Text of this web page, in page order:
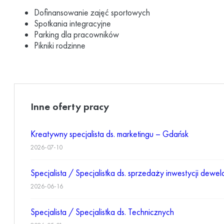
Dofinansowanie zajęć sportowych
Spotkania integracyjne
Parking dla pracowników
Pikniki rodzinne
Inne oferty pracy
Kreatywny specjalista ds. marketingu – Gdańsk
2026-07-10
Specjalista / Specjalistka ds. sprzedaży inwestycji
2026-06-16
Specjalista / Specjalistka ds. Technicznych